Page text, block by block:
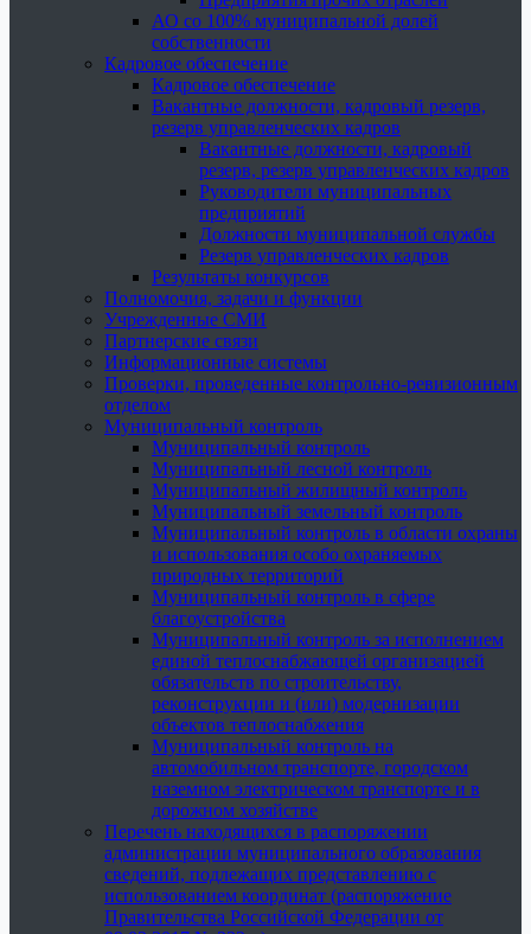
АО со 100% муниципальной долей
собственности
Кадровое обеспечение
Кадровое обеспечение
Вакантные должности, кадровый резерв,
резерв управленческих кадров
Вакантные должности, кадровый
резерв, резерв управленческих кадров
Руководители муниципальных
предприятий
Должности муниципальной службы
Резерв управленческих кадров
Результаты конкурсов
Полномочия, задачи и функции
Учрежденные СМИ
Партнерские связи
Информационные системы
Проверки, проведенные контрольно-ревизионным
отделом
Муниципальный контроль
Муниципальный контроль
Муниципальный лесной контроль
Муниципальный жилищный контроль
Муниципальный земельный контроль
Муниципальный контроль в области охраны
и использования особо охраняемых
природных территорий
Муниципальный контроль в сфере
благоустройства
Муниципальный контроль за исполнением
единой теплоснабжающей организацией
обязательств по строительству,
реконструкции и (или) модернизации
объектов теплоснабжения
Муниципальный контроль на
автомобильном транспорте, городском
наземном электрическом транспорте и в
дорожном хозяйстве
Перечень находящихся в распоряжении
администрации муниципального образования
сведений, подлежащих представлению с
использованием координат (распоряжение
Правительства Российской Федерации от